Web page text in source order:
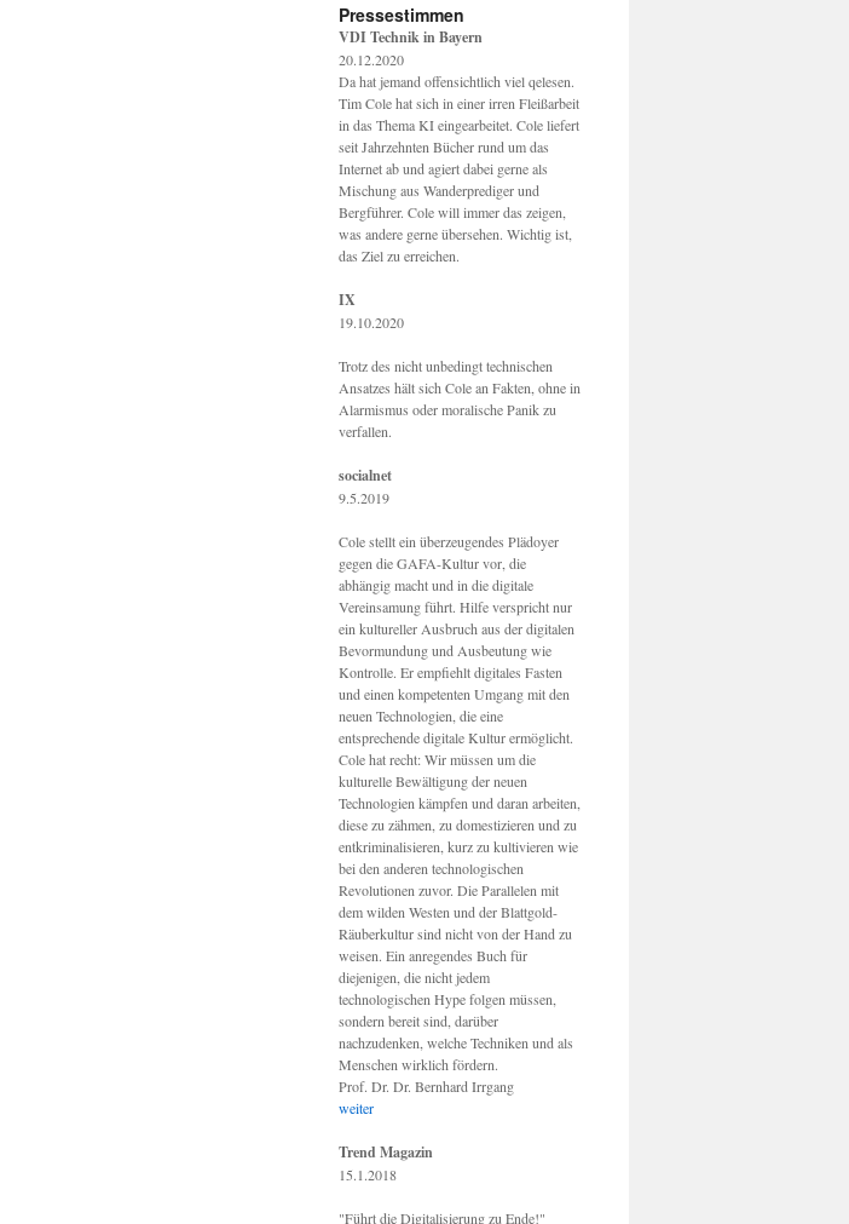
Pressestimmen
VDI Technik in Bayern
20.12.2020
Da hat jemand offensichtlich viel qelesen.
Tim Cole hat sich in einer irren Fleißarbeit
in das Thema KI eingearbeitet. Cole liefert
seit Jahrzehnten Bücher rund um das
Internet ab und agiert dabei gerne als
Mischung aus Wanderprediger und
Bergführer. Cole will immer das zeigen,
was andere gerne übersehen. Wichtig ist,
das Ziel zu erreichen.
IX
19.10.2020
Trotz des nicht unbedingt technischen
Ansatzes hält sich Cole an Fakten, ohne in
Alarmismus oder moralische Panik zu
verfallen.
socialnet
9.5.2019
Cole stellt ein überzeugendes Plädoyer
gegen die GAFA-Kultur vor, die
abhängig macht und in die digitale
Vereinsamung führt. Hilfe verspricht nur
ein kultureller Ausbruch aus der digitalen
Bevormundung und Ausbeutung wie
Kontrolle. Er empfiehlt digitales Fasten
und einen kompetenten Umgang mit den
neuen Technologien, die eine
entsprechende digitale Kultur ermöglicht.
Cole hat recht: Wir müssen um die
kulturelle Bewältigung der neuen
Technologien kämpfen und daran arbeiten,
diese zu zähmen, zu domestizieren und zu
entkriminalisieren, kurz zu kultivieren wie
bei den anderen technologischen
Revolutionen zuvor. Die Parallelen mit
dem wilden Westen und der Blattgold-
Räuberkultur sind nicht von der Hand zu
weisen. Ein anregendes Buch für
diejenigen, die nicht jedem
technologischen Hype folgen müssen,
sondern bereit sind, darüber
nachzudenken, welche Techniken und als
Menschen wirklich fördern.
Prof. Dr. Dr. Bernhard Irrgang
weiter
Trend Magazin
15.1.2018
"Führt die Digitalisierung zu Ende!"